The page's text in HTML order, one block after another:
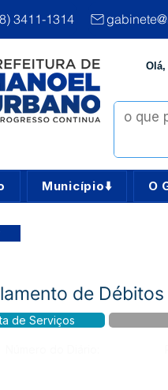
3411-1314
Olá,
Município⬇️ O
de Débitos
de Serviços